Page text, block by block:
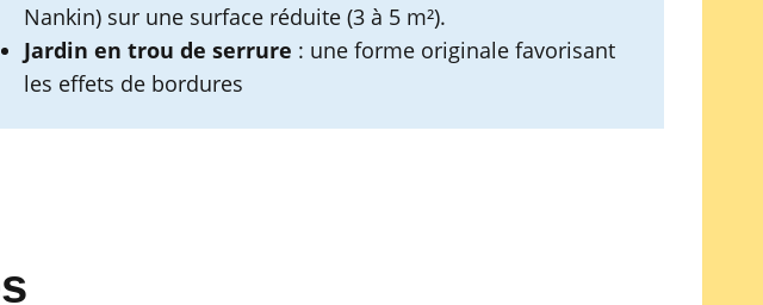
Nankin) sur une surface réduite (3 à 5 m²).
Jardin en trou de serrure : une forme originale favorisant
les effets de bordures